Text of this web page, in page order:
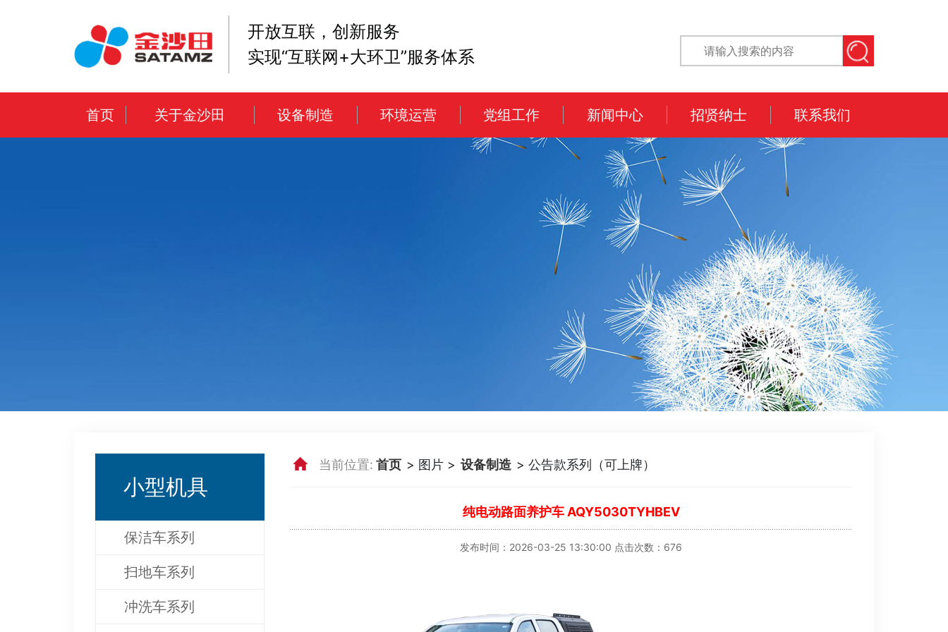
开放互联，创新服务
实现“互联网+大环卫”服务体系
首页 关于金沙田 设备制造 环境运营 党组工作 新闻中心 招贤纳士 联系我们
小型机具
保洁车系列
扫地车系列
冲洗车系列
当前位置: 首页 > 图片 > 设备制造 > 公告款系列（可上牌）
纯电动路面养护车 AQY5030TYHBEV
发布时间：2026-03-25 13:30:00 点击次数：676